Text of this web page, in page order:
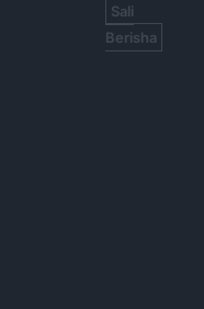
Sali
Berisha